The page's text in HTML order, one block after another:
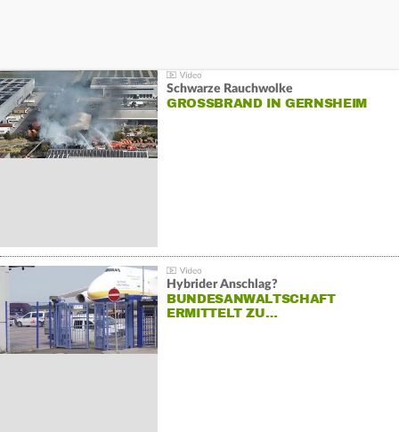
Schwarze Rauchwolke
GROSSBRAND IN GERNSHEIM
Hybrider Anschlag?
BUNDESANWALTSCHAFT
ERMITTELT ZU…